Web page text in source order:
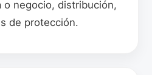
o negocio, distribución,
de protección.